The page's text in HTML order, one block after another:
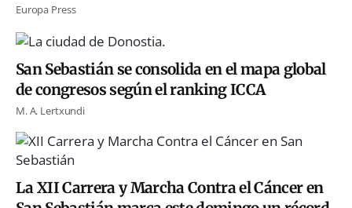
Europa Press
San Sebastián se consolida en el mapa global
de congresos según el ranking ICCA
M. A. Lertxundi
La XII Carrera y Marcha Contra el Cáncer en